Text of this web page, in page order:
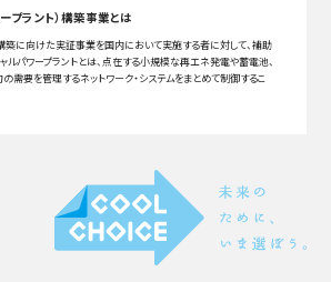
プラント）構築事業とは
築に向けた実証事業を国内において実施する者に対して、補助
ルパワープラントとは、点在する小規模な再エネ発電や蓄電池、
需要を管理するネットワーク・システムをまとめて制御するこ